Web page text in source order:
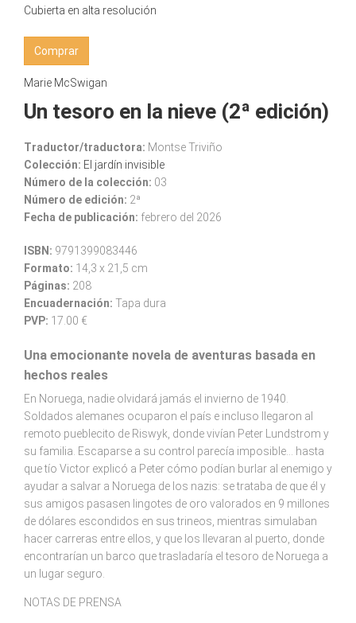
Cubierta en alta resolución
Comprar
Marie McSwigan
Un tesoro en la nieve (2ª edición)
Traductor/traductora: Montse Triviño
Colección: El jardín invisible
Número de la colección: 03
Número de edición: 2ª
Fecha de publicación: febrero del 2026
ISBN: 9791399083446
Formato: 14,3 x 21,5 cm
Páginas: 208
Encuadernación: Tapa dura
PVP: 17.00 €
Una emocionante novela de aventuras basada en
hechos reales
En Noruega, nadie olvidará jamás el invierno de 1940.
Soldados alemanes ocuparon el país e incluso llegaron al
remoto pueblecito de Riswyk, donde vivían Peter Lundstrom y
su familia. Escaparse a su control parecía imposible... hasta
que tío Victor explicó a Peter cómo podían burlar al enemigo y
ayudar a salvar a Noruega de los nazis: se trataba de que él y
sus amigos pasasen lingotes de oro valorados en 9 millones
de dólares escondidos en sus trineos, mientras simulaban
hacer carreras entre ellos, y que los llevaran al puerto, donde
encontrarían un barco que trasladaría el tesoro de Noruega a
un lugar seguro.
NOTAS DE PRENSA